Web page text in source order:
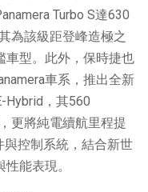
Turbo S達630
為該級距登峰造極之
車型。此外，保時捷也
車系，推出全新
Hybrid，其560
更將純電續航里程提
與控制系統，結合新世
能表現。